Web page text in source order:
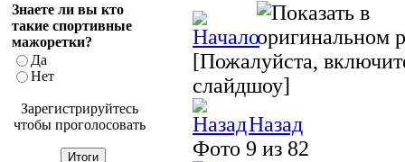
[Пожалуйста,
слайдшоу]
Назад
Фото 9 из 82
Знаете ли вы кто
такие спортивные
мажоретки?
Да
Нет
Зарегистрируйтесь
чтобы проголосовать